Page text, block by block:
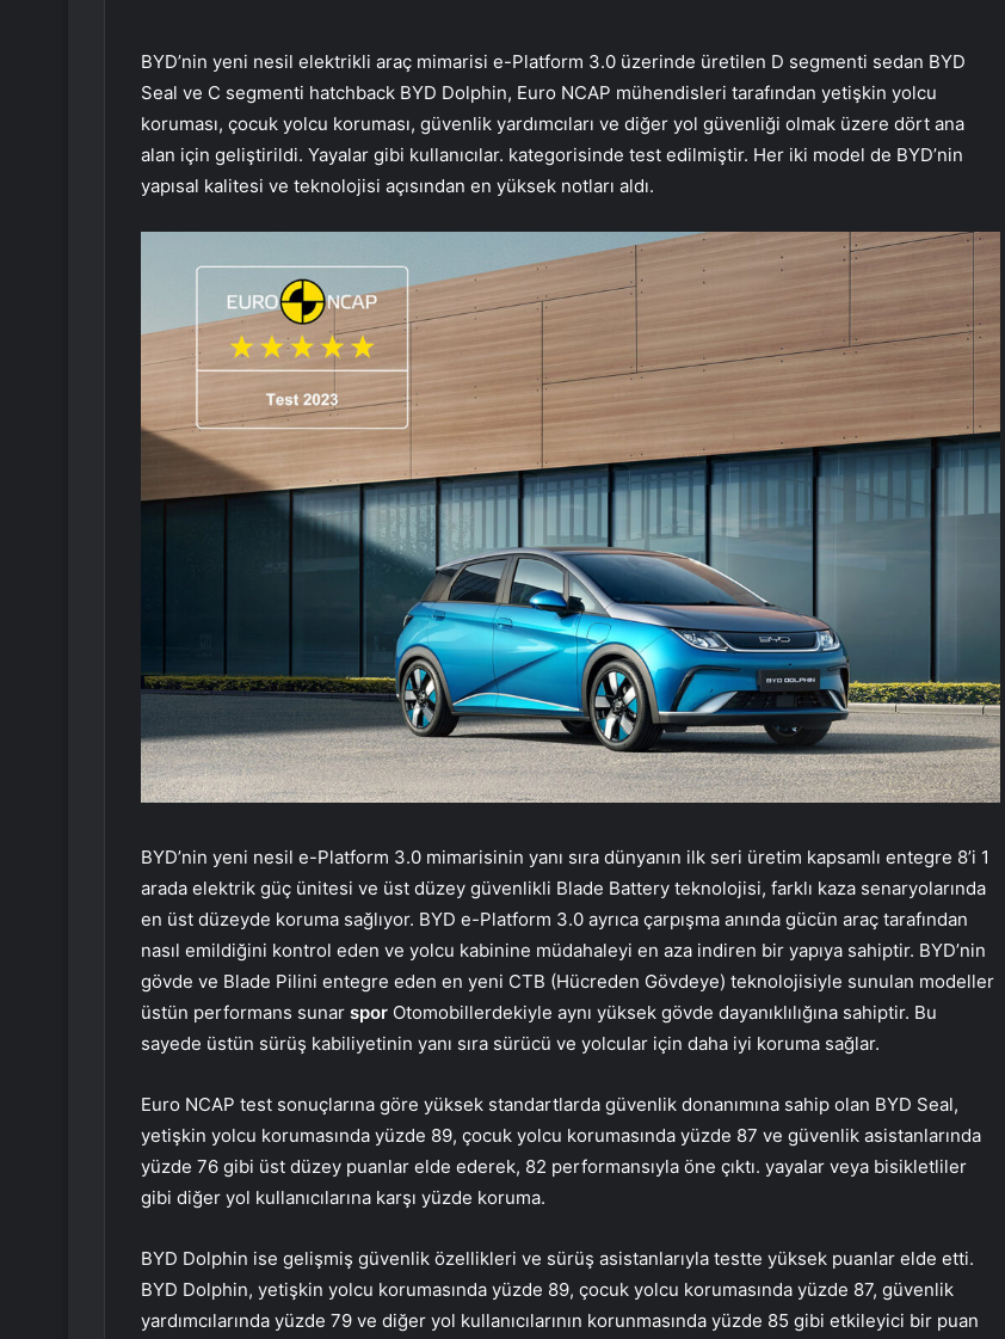
BYD’nin yeni nesil elektrikli araç mimarisi e-Platform 3.0 üzerinde üretilen D segmenti sedan BYD
Seal ve C segmenti hatchback BYD Dolphin, Euro NCAP mühendisleri tarafından yetişkin yolcu
koruması, çocuk yolcu koruması, güvenlik yardımcıları ve diğer yol güvenliği olmak üzere dört ana
alan için geliştirildi. Yayalar gibi kullanıcılar. kategorisinde test edilmiştir. Her iki model de BYD’nin
yapısal kalitesi ve teknolojisi açısından en yüksek notları aldı.
BYD’nin yeni nesil e-Platform 3.0 mimarisinin yanı sıra dünyanın ilk seri üretim kapsamlı entegre 8’i 1
arada elektrik güç ünitesi ve üst düzey güvenlikli Blade Battery teknolojisi, farklı kaza senaryolarında
en üst düzeyde koruma sağlıyor. BYD e-Platform 3.0 ayrıca çarpışma anında gücün araç tarafından
nasıl emildiğini kontrol eden ve yolcu kabinine müdahaleyi en aza indiren bir yapıya sahiptir. BYD’nin
gövde ve Blade Pilini entegre eden en yeni CTB (Hücreden Gövdeye) teknolojisiyle sunulan modeller
üstün performans sunar spor Otomobillerdekiyle aynı yüksek gövde dayanıklılığına sahiptir. Bu
sayede üstün sürüş kabiliyetinin yanı sıra sürücü ve yolcular için daha iyi koruma sağlar.
Euro NCAP test sonuçlarına göre yüksek standartlarda güvenlik donanımına sahip olan BYD Seal,
yetişkin yolcu korumasında yüzde 89, çocuk yolcu korumasında yüzde 87 ve güvenlik asistanlarında
yüzde 76 gibi üst düzey puanlar elde ederek, 82 performansıyla öne çıktı. yayalar veya bisikletliler
gibi diğer yol kullanıcılarına karşı yüzde koruma.
BYD Dolphin ise gelişmiş güvenlik özellikleri ve sürüş asistanlarıyla testte yüksek puanlar elde etti.
BYD Dolphin, yetişkin yolcu korumasında yüzde 89, çocuk yolcu korumasında yüzde 87, güvenlik
yardımcılarında yüzde 79 ve diğer yol kullanıcılarının korunmasında yüzde 85 gibi etkileyici bir puan